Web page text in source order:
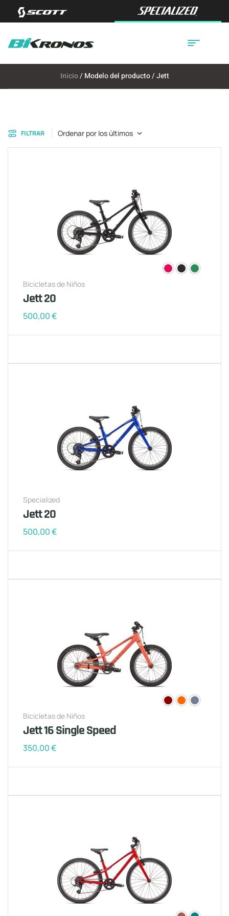
Inicio/ Modelo del producto / Jett
FILTRAR Ordenar por los últimos
Bicicletas de Niños
Jett 20
500,00€
Specialized
Jett 20
500,00€
Bicicletas de Niños
Jett 16 Single Speed
350,00€